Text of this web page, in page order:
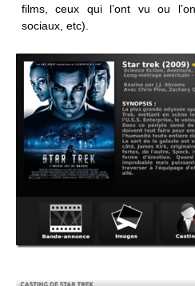
films, ceux qui l’ont vu ou
sociaux, etc).